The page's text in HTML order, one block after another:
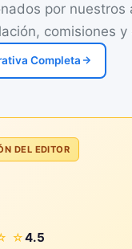
por nuestros
comisiones y
Completa
DEL EDITOR
☆4.5